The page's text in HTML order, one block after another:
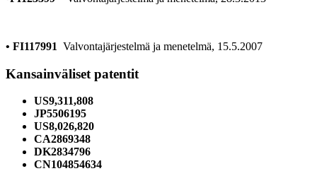
• FI117991 Valvontajärjestelmä ja menetelmä, 15.5.2007
Kansainväliset patentit
US9,311,808
JP5506195
US8,026,820
CA2869348
DK2834796
CN104854634